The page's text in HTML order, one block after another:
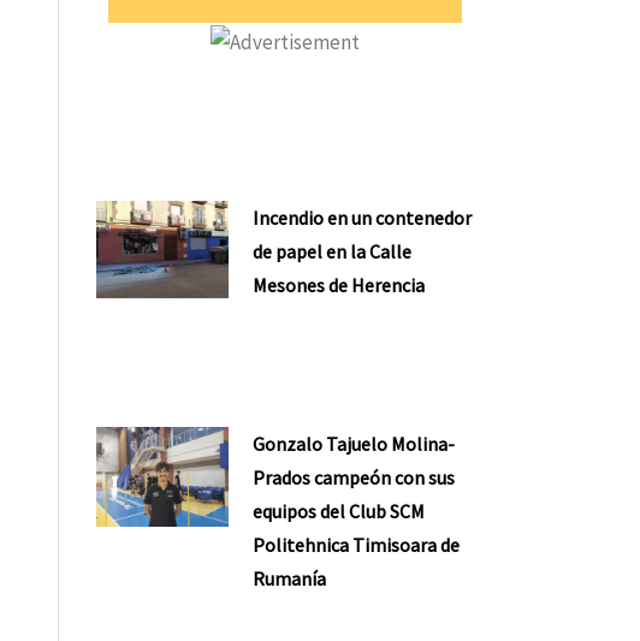
Incendio en un contenedor
de papel en la Calle
Mesones de Herencia
Gonzalo Tajuelo Molina-
Prados campeón con sus
equipos del Club SCM
Politehnica Timisoara de
Rumanía